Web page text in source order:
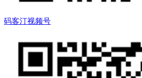
码客汀视频号